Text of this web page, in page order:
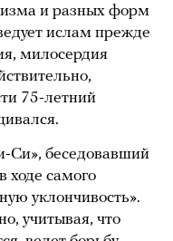
и разных форм
ислам прежде
милосердия
75-летний
Си», беседовавший
ходе самого
уклончивость».
учитывая, что